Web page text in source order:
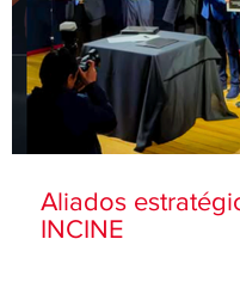
Aliados
INCINE